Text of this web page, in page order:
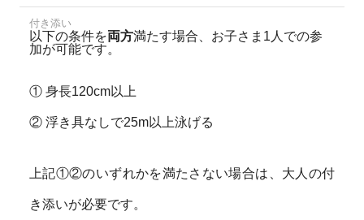
付き添い
以下の条件を両方満たす場合、お子さま1人での参
加が可能です。
① 身長120cm以上
② 浮き具なしで25m以上泳げる
上記①②のいずれかを満たさない場合は、大人の付
き添いが必要です。